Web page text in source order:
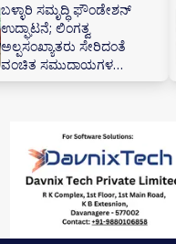
ಬಳ್ಳಾರಿ ಸಮೃದ್ಧಿ ಫೌಂಡೇಶನ್
ಉದ್ಘಾಟನೆ; ಲಿಂಗತ್ವ
ಅಲ್ಪಸಂಖ್ಯಾತರು ಸೇರಿದಂತೆ
ವಂಚಿತ ಸಮುದಾಯಗಳ
ಸಬಲೀಕರಣಕ್ಕೆ ಸಂಕಲ್ಪ